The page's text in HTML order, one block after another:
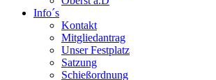
Info´s
Kontakt
Mitgliedantrag
Unser Festplatz
Satzung
Schießordnung